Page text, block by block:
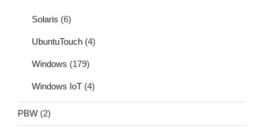
Solaris (6)
UbuntuTouch (4)
Windows (179)
Windows IoT (4)
PBW (2)